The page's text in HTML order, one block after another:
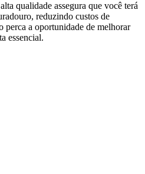
qualidade assegura que você terá
reduzindo custos de
perca a oportunidade de melhorar
essencial.